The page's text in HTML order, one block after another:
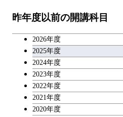
物質・
エンジ
原子核
物質・
人間医
技術経
専門科目
キャリア科目
昨年度以前の開講科目
2026年度
2025年度
2024年度
2023年度
2022年度
2021年度
2020年度